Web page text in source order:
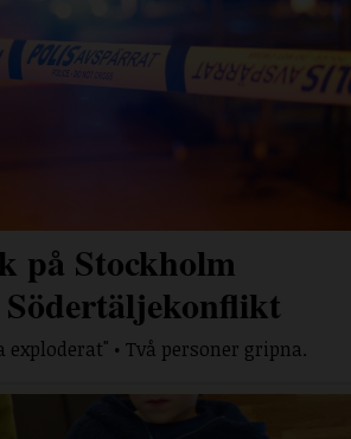
på Stockholm
exploderat" • Två personer gripna.